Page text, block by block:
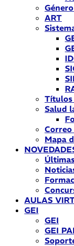
ART
Títulos
Salud
Mapa
AULAS
GEI
GEI
GEI